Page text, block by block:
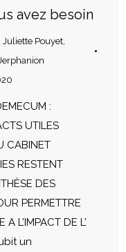
avez besoin
Juliette Pouyet
:
UTILES
CABINET
RESTENT
DES
PERMETTRE
L’IMPACT DE L’
un